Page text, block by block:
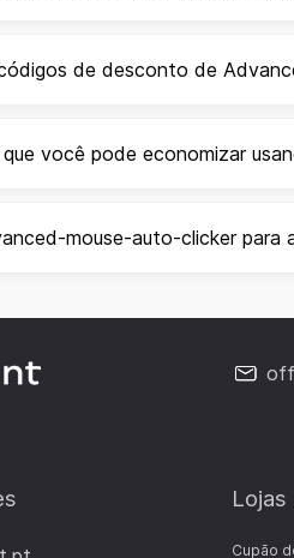
de desconto de
que você pode economizar
mouse-auto-clicker para
Cupão